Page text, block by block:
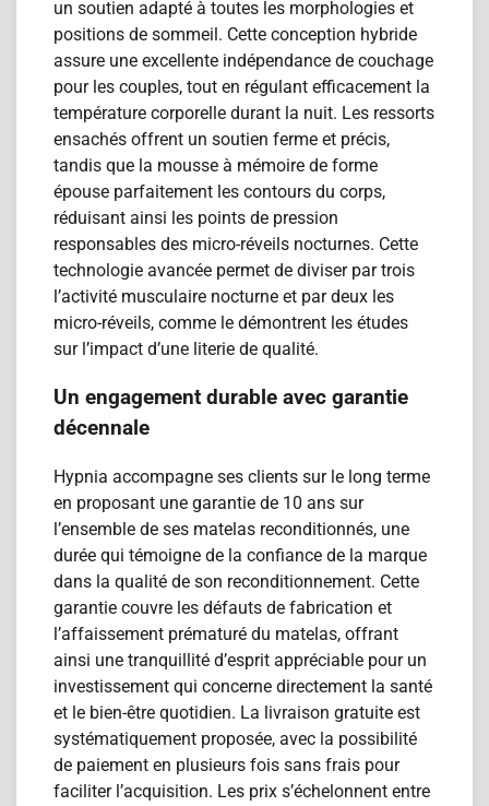
un soutien adapté à toutes les morphologies et
positions de sommeil. Cette conception hybride
assure une excellente indépendance de couchage
pour les couples, tout en régulant efficacement la
température corporelle durant la nuit. Les ressorts
ensachés offrent un soutien ferme et précis,
tandis que la mousse à mémoire de forme
épouse parfaitement les contours du corps,
réduisant ainsi les points de pression
responsables des micro-réveils nocturnes. Cette
technologie avancée permet de diviser par trois
l’activité musculaire nocturne et par deux les
micro-réveils, comme le démontrent les études
sur l’impact d’une literie de qualité.
Un engagement durable avec garantie
décennale
Hypnia accompagne ses clients sur le long terme
en proposant une garantie de 10 ans sur
l’ensemble de ses matelas reconditionn​és, une
durée qui témoigne de la confiance de la marque
dans la qualité de son reconditionnement. Cette
garantie couvre les défauts de fabrication et
l’affaissement prématuré du matelas, offrant
ainsi une tranquillité d’esprit appréciable pour un
investissement qui concerne directement la santé
et le bien-être quotidien. La livraison gratuite est
systématiquement proposée, avec la possibilité
de paiement en plusieurs fois sans frais pour
faciliter l’acquisition. Les prix s’échelonnent entre